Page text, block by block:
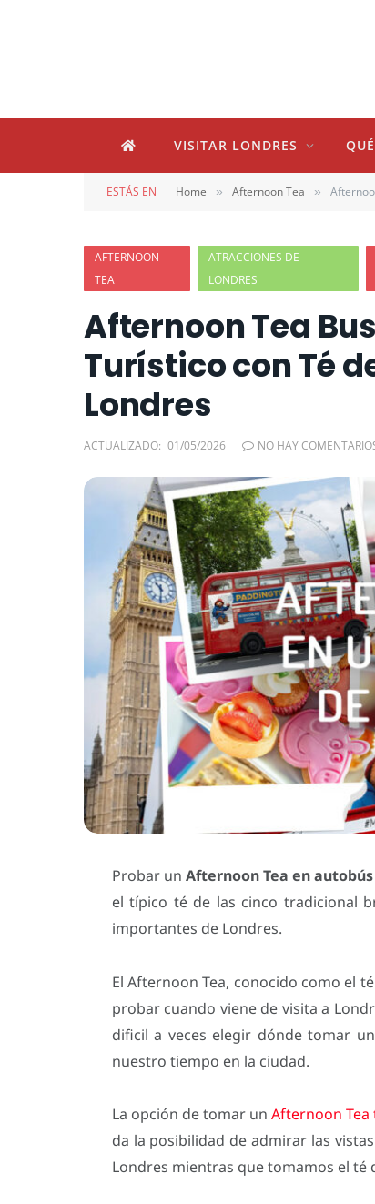
VISITAR LONDRES
ESTÁS EN Home » Afternoon Tea »
AFTERNOON
TEA
ATRACCIONES DE
LONDRES
Afternoon Tea
Turístico con Té
Londres
ACTUALIZADO: 01/05/2026 NO HAY
Probar unAfternoon Tea en
el típico té de las cinco tradicional
importantes de Londres.
El Afternoon Tea, conocido como el
probar cuando viene de visita a
dificil a veces elegir dónde tomar
nuestro tiempo en la ciudad.
La opción de tomar unAfternoon Tea
da la posibilidad de admirar las
Londres mientras que tomamos el té